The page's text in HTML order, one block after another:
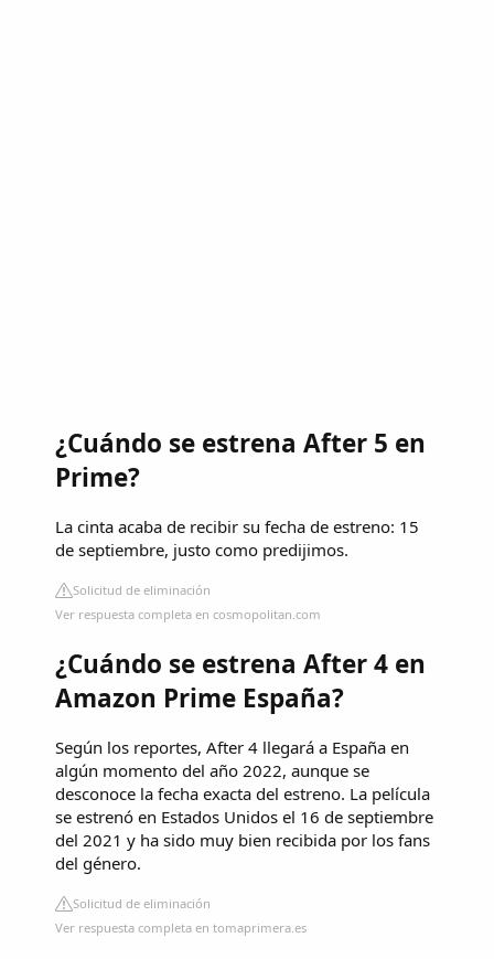
¿Cuándo se estrena After 5 en
Prime?
La cinta acaba de recibir su fecha de estreno: 15
de septiembre, justo como predijimos.
Solicitud de eliminación
Ver respuesta completa en cosmopolitan.com
¿Cuándo se estrena After 4 en
Amazon Prime España?
Según los reportes, After 4 llegará a España en
algún momento del año 2022, aunque se
desconoce la fecha exacta del estreno. La película
se estrenó en Estados Unidos el 16 de septiembre
del 2021 y ha sido muy bien recibida por los fans
del género.
Solicitud de eliminación
Ver respuesta completa en tomaprimera.es